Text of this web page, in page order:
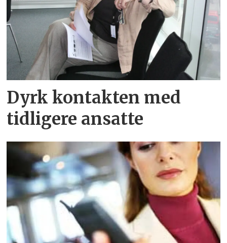
Dyrk kontakten med
tidligere ansatte